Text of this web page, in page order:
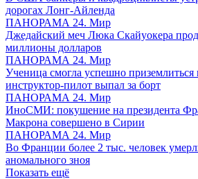
дорогах Лонг-Айленда
ПАНОРАМА 24. Мир
Джедайский меч Люка Скайуокера
миллионы долларов
ПАНОРАМА 24. Мир
Ученица смогла успешно приземлиться
инструктор-пилот выпал за борт
ПАНОРАМА 24. Мир
ИноСМИ: покушение на президента
Макрона совершено в Сирии
ПАНОРАМА 24. Мир
Во Франции более 2 тыс. человек
аномального зноя
Показать ещё